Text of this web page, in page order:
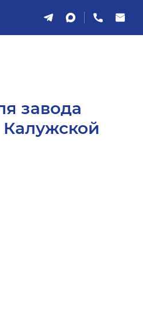
завода
Калужской